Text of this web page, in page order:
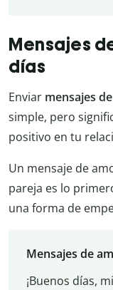
Mensajes
días
Enviar mensajes
simple, pero
positivo en tu
Un mensaje de
pareja es lo
una forma de
Mensajes de
¡Buenos días,